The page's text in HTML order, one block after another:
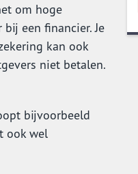
om hoge
een financier. Je
kan ook
niet betalen.
bijvoorbeeld
ook wel